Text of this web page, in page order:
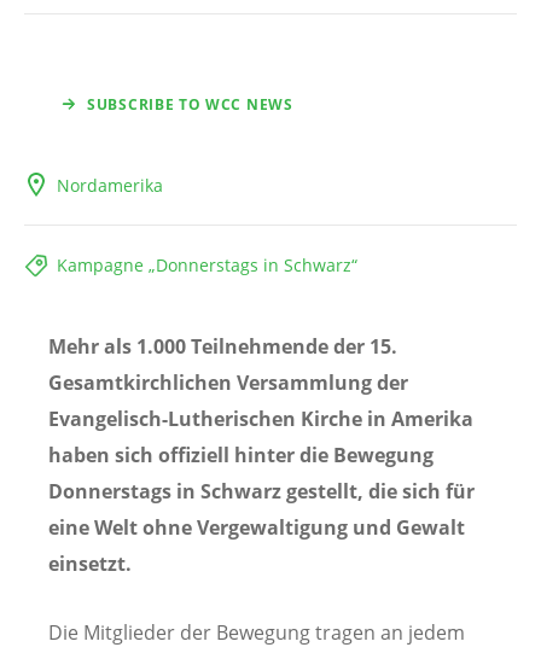
SUBSCRIBE TO WCC NEWS
Nordamerika
Kampagne „Donnerstags in Schwarz“
Mehr als 1.000 Teilnehmende der 15.
Gesamtkirchlichen Versammlung der
Evangelisch-Lutherischen Kirche in Amerika
haben sich offiziell hinter die Bewegung
Donnerstags in Schwarz gestellt, die sich für
eine Welt ohne Vergewaltigung und Gewalt
einsetzt.
Die Mitglieder der Bewegung tragen an jedem